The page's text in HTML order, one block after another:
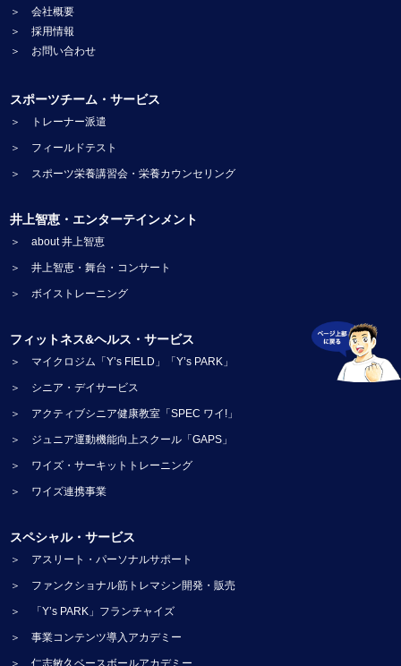
＞ 会社概要
＞ 採用情報
＞ お問い合わせ
スポーツチーム・サービス
＞ トレーナー派遣
＞ フィールドテスト
＞ スポーツ栄養講習会・栄養カウンセリング
井上智恵・エンターテインメント
＞ about 井上智恵
＞ 井上智恵・舞台・コンサート
＞ ボイストレーニング
フィットネス&ヘルス・サービス
＞ マイクロジム「Y’s FIELD」「Y’s PARK」
＞ シニア・デイサービス
＞ アクティブシニア健康教室「SPEC ワイ!」
＞ ジュニア運動機能向上スクール「GAPS」
＞ ワイズ・サーキットトレーニング
＞ ワイズ連携事業
スペシャル・サービス
＞ アスリート・パーソナルサポート
＞ ファンクショナル筋トレマシン開発・販売
＞ 「Y’s PARK」フランチャイズ
＞ 事業コンテンツ導入アカデミー